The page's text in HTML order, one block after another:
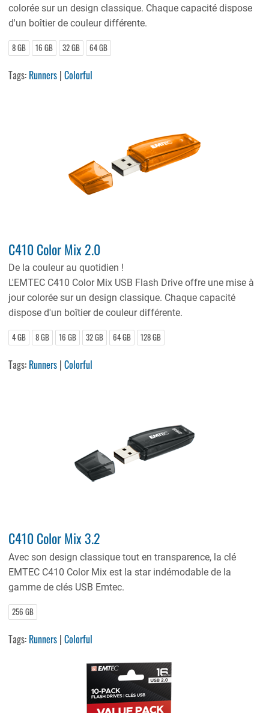
colorée sur un design classique. Chaque capacité dispose
d'un boîtier de couleur différente.
8 GB 16 GB 32 GB 64 GB
Tags: Runners |Colorful
C410 Color Mix 2.0
De la couleur au quotidien !
L'EMTEC C410 Color Mix USB Flash Drive offre une mise à
jour colorée sur un design classique. Chaque capacité
dispose d'un boîtier de couleur différente.
4 GB 8 GB 16 GB 32 GB 64 GB 128 GB
Tags: Runners |Colorful
C410 Color Mix 3.2
Avec son design classique tout en transparence, la clé
EMTEC C410 Color Mix est la star indémodable de la
gamme de clés USB Emtec.
256 GB
Tags: Runners |Colorful